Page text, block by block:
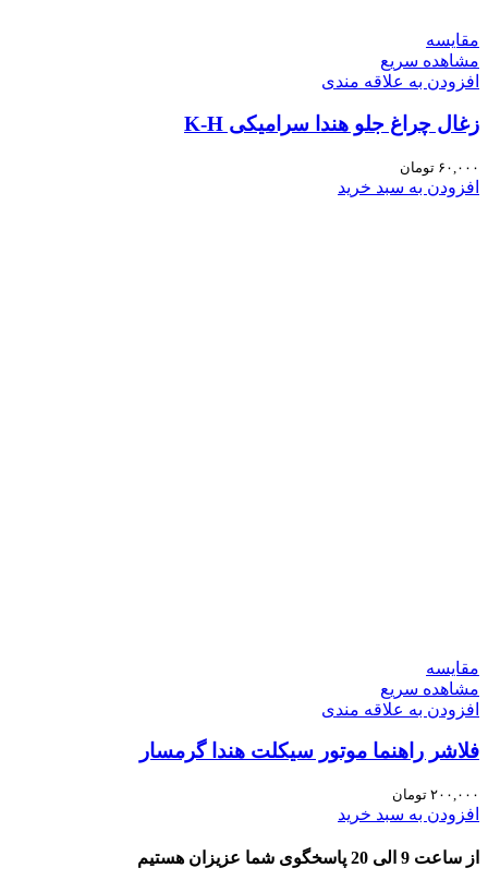
مقایسه
مشاهده سریع
افزودن به علاقه مندی
زغال چراغ جلو هندا سرامیکی K-H
۶۰,۰۰۰ تومان
افزودن به سبد خرید
مقایسه
مشاهده سریع
افزودن به علاقه مندی
فلاشر راهنما موتور سیکلت هندا گرمسار
۲۰۰,۰۰۰ تومان
افزودن به سبد خرید
از ساعت 9 الی 20 پاسخگوی شما عزیزان هستیم